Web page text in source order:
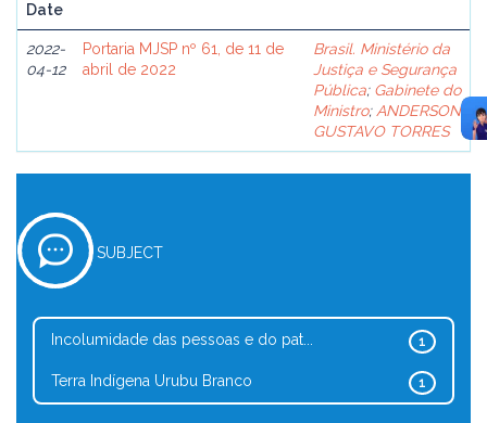
Date
2022-
04-12
Portaria MJSP nº 61, de 11 de
abril de 2022
Brasil. Ministério da
Justiça e Segurança
Pública; Gabinete do
Ministro; ANDERSON
GUSTAVO TORRES
SUBJECT
1
Incolumidade das pessoas e do pat...
1
Terra Indígena Urubu Branco